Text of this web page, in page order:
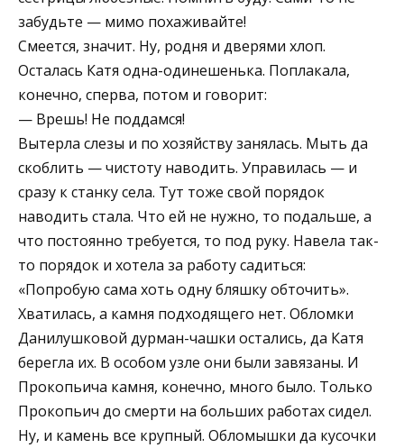
забудьте — мимо похаживайте!
Смеется, значит. Ну, родня и дверями хлоп.
Осталась Катя одна-одинешенька. Поплакала,
конечно, сперва, потом и говорит:
— Врешь! Не поддамся!
Вытерла слезы и по хозяйству занялась. Мыть да
скоблить — чистоту наводить. Управилась — и
сразу к станку села. Тут тоже свой порядок
наводить стала. Что ей не нужно, то подальше, а
что постоянно требуется, то под руку. Навела так-
то порядок и хотела за работу садиться:
«Попробую сама хоть одну бляшку обточить».
Хватилась, а камня подходящего нет. Обломки
Данилушковой дурман-чашки остались, да Катя
берегла их. В особом узле они были завязаны. И
Прокопьича камня, конечно, много было. Только
Прокопьич до смерти на больших работах сидел.
Ну, и камень все крупный. Обломышки да кусочки